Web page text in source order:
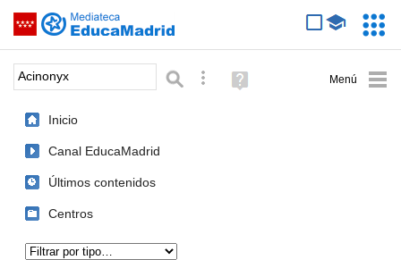
Saltar navegación
Palabra o frase: Búsqueda avanzada
Ayuda
(en
Inicio
Canal EducaMadrid
Últimos contenidos
Centros